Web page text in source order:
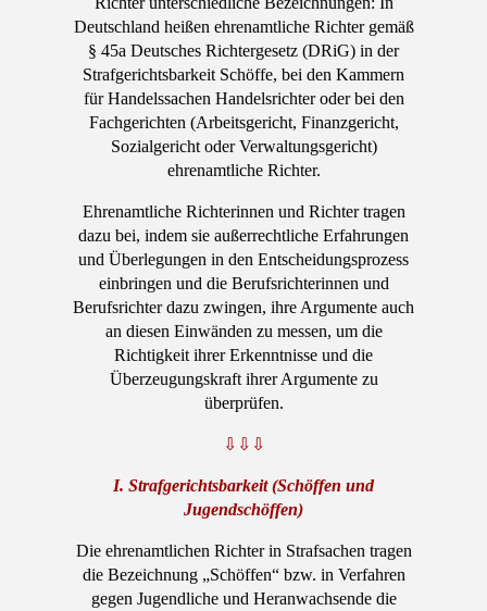
Deutschland heißen ehrenamtliche Richter gemäß
§ 45a Deutsches Richtergesetz (DRiG) in der
Strafgerichtsbarkeit Schöffe, bei den Kammern
für Handelssachen Handelsrichter oder bei den
Fachgerichten (Arbeitsgericht, Finanzgericht,
Sozialgericht oder Verwaltungsgericht)
ehrenamtliche Richter.
Ehrenamtliche Richterinnen und Richter tragen
dazu bei, indem sie außerrechtliche Erfahrungen
und Überlegungen in den Entscheidungsprozess
einbringen und die Berufsrichterinnen und
Berufsrichter dazu zwingen, ihre Argumente auch
an diesen Einwänden zu messen, um die
Richtigkeit ihrer Erkenntnisse und die
Überzeugungskraft ihrer Argumente zu
überprüfen.
⇩⇩⇩
I. Strafgerichtsbarkeit (Schöffen und
Jugendschöffen)
Die ehrenamtlichen Richter in Strafsachen tragen
die Bezeichnung „Schöffen“ bzw. in Verfahren
gegen Jugendliche und Heranwachsende die